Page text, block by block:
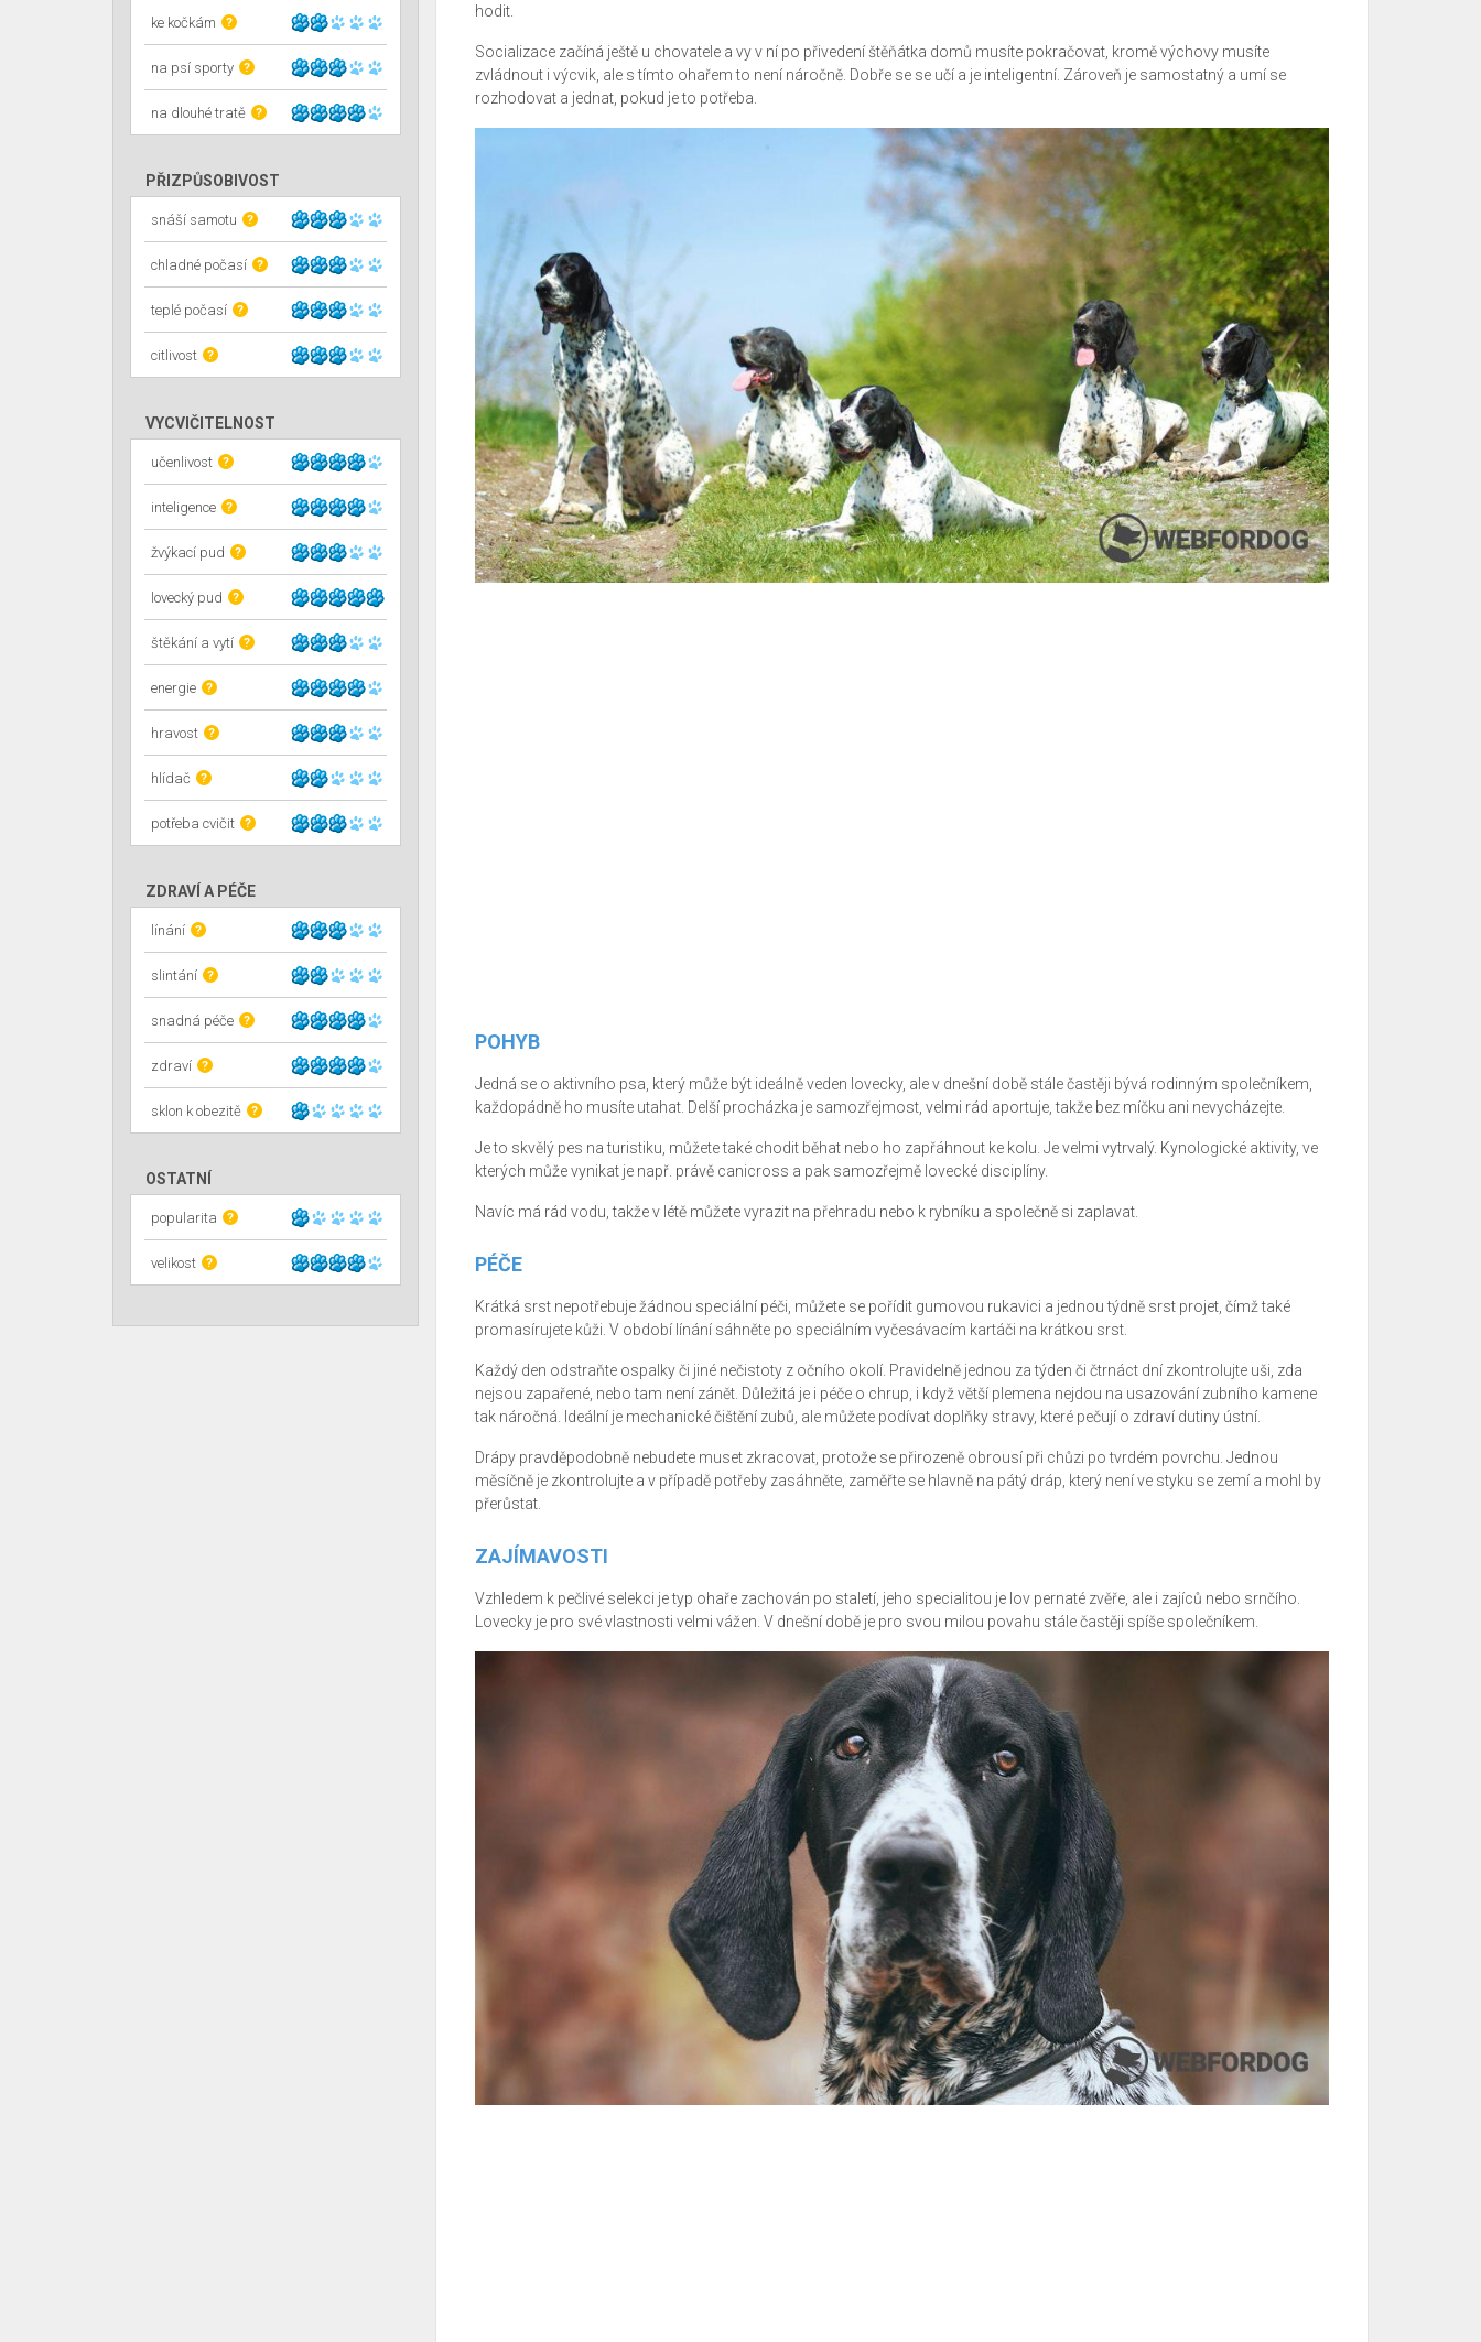
ke kočkám ?
na psí sporty ?
na dlouhé tratě ?
PŘIZPŮSOBIVOST
snáší samotu ?
chladné počasí ?
teplé počasí ?
citlivost ?
VYCVIČITELNOST
učenlivost ?
inteligence ?
žvýkací pud ?
lovecký pud ?
štěkání a vytí ?
energie ?
hravost ?
hlídač ?
potřeba cvičit ?
ZDRAVÍ A PÉČE
línání ?
slintání ?
snadná péče ?
zdraví ?
sklon k obezitě ?
OSTATNÍ
popularita ?
velikost ?
hodit.
Socializace začíná ještě u chovatele a vy v ní po přivedení štěňátka domů musíte pokračovat, kromě výchovy musíte
zvládnout i výcvik, ale s tímto ohařem to není náročně. Dobře se se učí a je inteligentní. Zároveň je samostatný a umí se
rozhodovat a jednat, pokud je to potřeba.
POHYB
Jedná se o aktivního psa, který může být ideálně veden lovecky, ale v dnešní době stále častěji bývá rodinným společníkem,
každopádně ho musíte utahat. Delší procházka je samozřejmost, velmi rád aportuje, takže bez míčku ani nevycházejte.
Je to skvělý pes na turistiku, můžete také chodit běhat nebo ho zapřáhnout ke kolu. Je velmi vytrvalý. Kynologické aktivity, ve
kterých může vynikat je např. právě canicross a pak samozřejmě lovecké disciplíny.
Navíc má rád vodu, takže v létě můžete vyrazit na přehradu nebo k rybníku a společně si zaplavat.
PÉČE
Krátká srst nepotřebuje žádnou speciální péči, můžete se pořídit gumovou rukavici a jednou týdně srst projet, čímž také
promasírujete kůži. V období línání sáhněte po speciálním vyčesávacím kartáči na krátkou srst.
Každý den odstraňte ospalky či jiné nečistoty z očního okolí. Pravidelně jednou za týden či čtrnáct dní zkontrolujte uši, zda
nejsou zapařené, nebo tam není zánět. Důležitá je i péče o chrup, i když větší plemena nejdou na usazování zubního kamene
tak náročná. Ideální je mechanické čištění zubů, ale můžete podívat doplňky stravy, které pečují o zdraví dutiny ústní.
Drápy pravděpodobně nebudete muset zkracovat, protože se přirozeně obrousí při chůzi po tvrdém povrchu. Jednou
měsíčně je zkontrolujte a v případě potřeby zasáhněte, zaměřte se hlavně na pátý dráp, který není ve styku se zemí a mohl by
přerůstat.
ZAJÍMAVOSTI
Vzhledem k pečlivé selekci je typ ohaře zachován po staletí, jeho specialitou je lov pernaté zvěře, ale i zajíců nebo srnčího.
Lovecky je pro své vlastnosti velmi vážen. V dnešní době je pro svou milou povahu stále častěji spíše společníkem.